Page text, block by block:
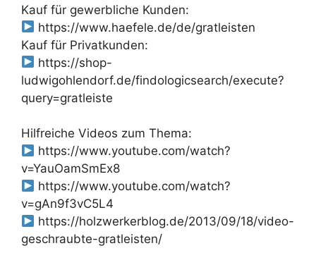
Kauf für gewerbliche Kunden:
https://www.haefele.de/de/gratleisten
Kauf für Privatkunden:
https://shop-
ludwigohlendorf.de/findologicsearch/execute?
query=gratleiste
Hilfreiche Videos zum Thema:
https://www.youtube.com/watch?
v=YauOamSmEx8
https://www.youtube.com/watch?
v=gAn9f3vC5L4
https://holzwerkerblog.de/2013/09/18/video-
geschraubte-gratleisten/